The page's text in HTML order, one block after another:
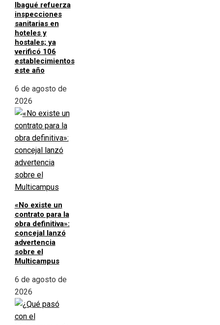
Ibagué refuerza
inspecciones
sanitarias en
hoteles y
hostales; ya
verificó 106
establecimientos
este año
6 de agosto de
2026
«No existe un
contrato para la
obra definitiva»:
concejal lanzó
advertencia
sobre el
Multicampus
6 de agosto de
2026